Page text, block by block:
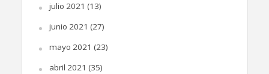
julio 2021 (13)
junio 2021 (27)
mayo 2021 (23)
abril 2021 (35)